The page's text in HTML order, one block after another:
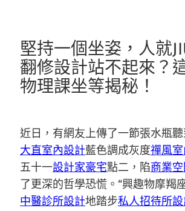
堅持一個坐姿，人就
翻修設計站不起來？
物理課坐等揭秘！
近日，有網友上傳了一節張水瓶
大直室內設計藍色調成灰度禪風
五十一設計家豪宅點二，陷商業
了更深的哲學恐慌。“興趣物摩羯
中醫診所設計地踏步私人招待所